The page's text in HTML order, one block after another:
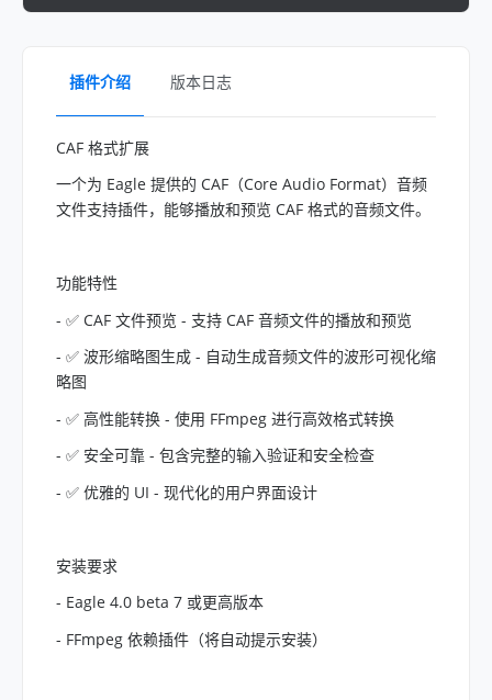
插件介绍 版本日志
CAF 格式扩展
一个为 Eagle 提供的 CAF（Core Audio Format）音频
文件支持插件，能够播放和预览 CAF 格式的音频文件。
功能特性
- ✅ CAF 文件预览 - 支持 CAF 音频文件的播放和预览
- ✅ 波形缩略图生成 - 自动生成音频文件的波形可视化缩
略图
- ✅ 高性能转换 - 使用 FFmpeg 进行高效格式转换
- ✅ 安全可靠 - 包含完整的输入验证和安全检查
- ✅ 优雅的 UI - 现代化的用户界面设计
安装要求
- Eagle 4.0 beta 7 或更高版本
- FFmpeg 依赖插件（将自动提示安装）